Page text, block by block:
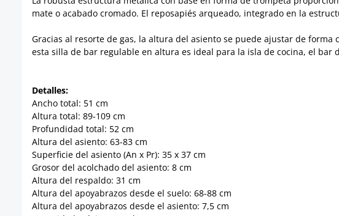
mate o acabado cromado. El reposapiés arqueado, integrado en la
Gracias al resorte de gas, la altura del asiento se puede ajustar de
esta silla de bar regulable en altura es ideal para la isla de cocina, el bar
Detalles:
Ancho total: 51 cm
Altura total: 89-109 cm
Profundidad total: 52 cm
Altura del asiento: 63-83 cm
Superficie del asiento (An x Pr): 35 x 37 cm
Grosor del acolchado del asiento: 8 cm
Altura del respaldo: 31 cm
Altura del apoyabrazos desde el suelo: 68-88 cm
Altura del apoyabrazos desde el asiento: 7,5 cm